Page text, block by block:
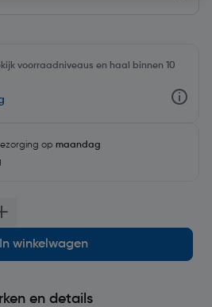
voorraadniveaus en haal binnen 10
op maandag
In winkelwagen
en details